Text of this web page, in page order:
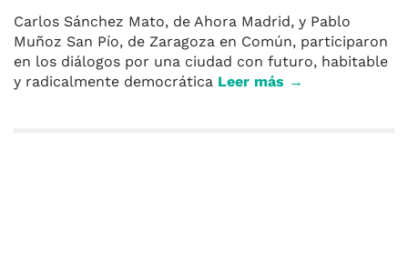
Carlos Sánchez Mato, de Ahora Madrid, y Pablo
Muñoz San Pío, de Zaragoza en Común, participaron
en los diálogos por una ciudad con futuro, habitable
y radicalmente democrática Leer más →